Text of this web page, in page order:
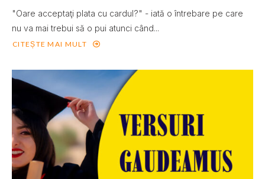
"Oare acceptaţi plata cu cardul?" - iată o întrebare pe care
nu va mai trebui să o pui atunci când...
CITEȘTE MAI MULT